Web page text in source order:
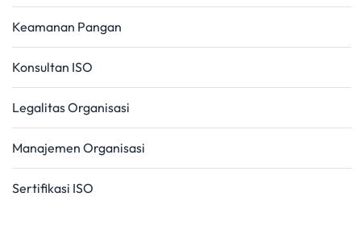
Keamanan Pangan
Konsultan ISO
Legalitas Organisasi
Manajemen Organisasi
Sertifikasi ISO